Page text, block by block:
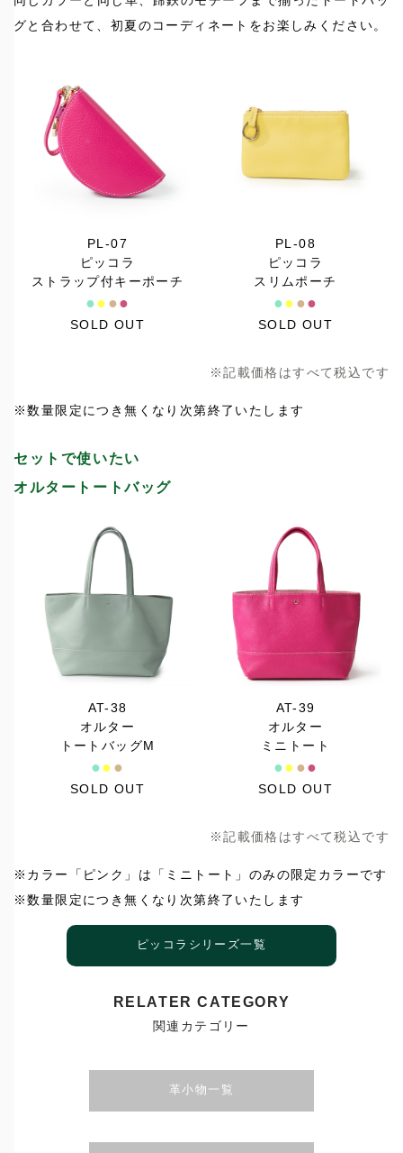
グと合わせて、初夏のコーディネートをお楽しみください。
PL-07
ピッコラ
ストラップ付キーポーチ
●● ●●
SOLD OUT
PL-08
ピッコラ
スリムポーチ
●● ●●
SOLD OUT
※記載価格はすべて税込です
※数量限定につき無くなり次第終了いたします
セットで使いたい
オルタートートバッグ
AT-38
オルター
トートバッグM
●● ●
SOLD OUT
AT-39
オルター
ミニトート
●● ●●
SOLD OUT
※記載価格はすべて税込です
※カラー「ピンク」は「ミニトート」のみの限定カラーです
※数量限定につき無くなり次第終了いたします
ピッコラシリーズ一覧
RELATER CATEGORY
関連カテゴリー
革小物一覧